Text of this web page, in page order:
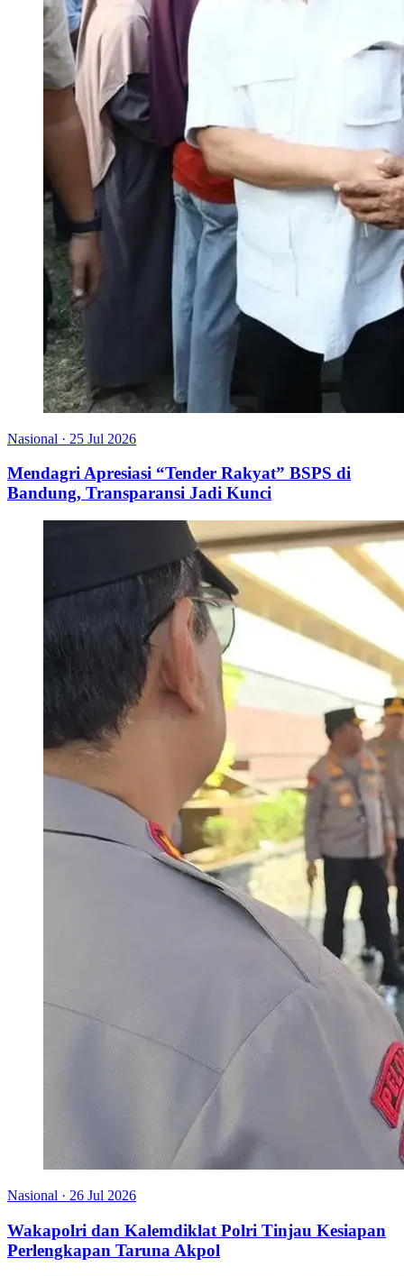
Nasional · 25 Jul 2026
Mendagri Apresiasi “Tender Rakyat” BSPS di
Bandung, Transparansi Jadi Kunci
Nasional · 26 Jul 2026
Wakapolri dan Kalemdiklat Polri Tinjau Kesiapan
Perlengkapan Taruna Akpol